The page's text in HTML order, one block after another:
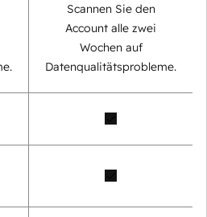
Scannen Sie den
Account alle zwei
Wochen auf
Datenqualitätsprobleme.